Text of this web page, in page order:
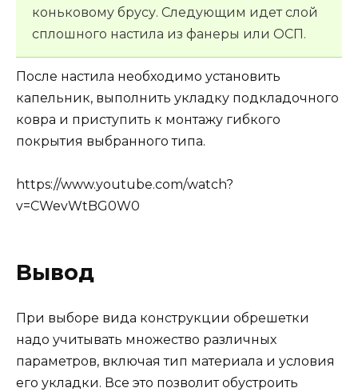
коньковому брусу. Следующим идет слой
сплошного настила из фанеры или ОСП.
После настила необходимо установить
капельник, выполнить укладку подкладочного
ковра и приступить к монтажу гибкого
покрытия выбранного типа.
https://www.youtube.com/watch?
v=CWevWtBG0W0
Вывод
При выборе вида конструкции обрешетки
надо учитывать множество различных
параметров, включая тип материала и условия
его укладки. Все это позволит обустроить